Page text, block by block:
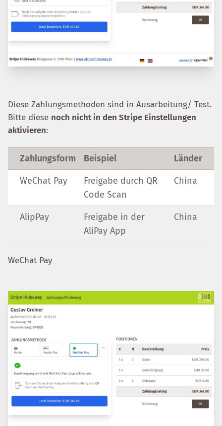
Diese Zahlungsmethoden sind in Ausarbeitung/ Test.
Bitte diese noch nicht in den Stripe Einstellungen
aktivieren:
Zahlungsform Beispiel Länder
WeChat Pay
Freigabe durch QR
Code Scan
China
AlipPay
Freigabe in der
AliPay App
China
WeChat Pay